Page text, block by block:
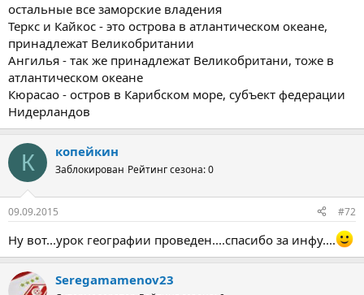
остальные все заморские владения
Теркс и Кайкос - это острова в атлантическом океане,
принадлежат Великобритании
Ангилья - так же принадлежат Великобритани, тоже в
атлантическом океане
Кюрасао - остров в Карибском море, субъект федерации
Нидерландов
К копейкин
Заблокирован Рейтинг сезона: 0
09.09.2015 #72
Ну вот...урок географии проведен....спасибо за инфу....
Seregamamenov23